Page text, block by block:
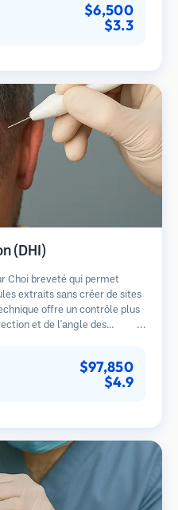
$6,500
$3.3
(DHI)
Choi breveté qui permet
extraits sans créer de sites
offre un contrôle plus
et de l'angle des
$97,850
$4.9